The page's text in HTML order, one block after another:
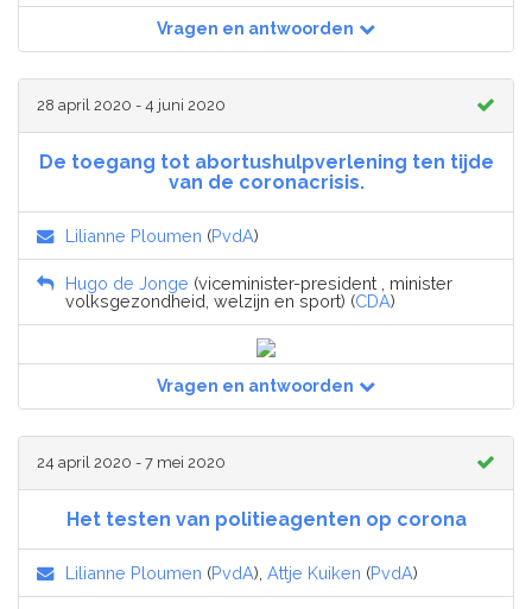
Vragen en antwoorden
28 april 2020 - 4 juni 2020
De toegang tot abortushulpverlening ten tijde
van de coronacrisis.
Lilianne Ploumen (PvdA)
Hugo de Jonge (viceminister-president , minister
volksgezondheid, welzijn en sport) (CDA)
Vragen en antwoorden
24 april 2020 - 7 mei 2020
Het testen van politieagenten op corona
Lilianne Ploumen (PvdA), Attje Kuiken (PvdA)